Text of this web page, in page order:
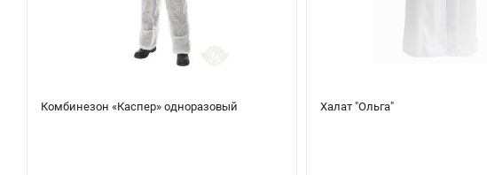
Комбинезон «Каспер» одноразовый Халат "Ольга"